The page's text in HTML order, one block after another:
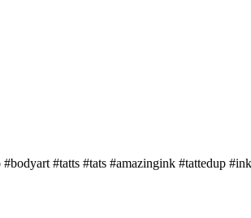
#tatts #tats #amazingink #tattedup